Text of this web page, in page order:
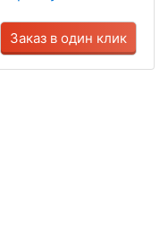
Заказ в один клик